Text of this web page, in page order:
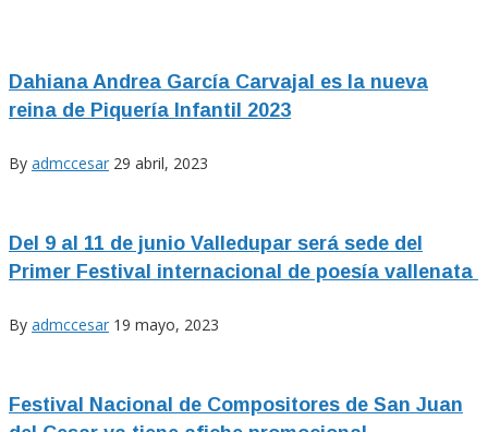
Dahiana Andrea García Carvajal es la nueva
reina de Piquería Infantil 2023
By admccesar 29 abril, 2023
Del 9 al 11 de junio Valledupar será sede del
Primer Festival internacional de poesía vallenata
By admccesar 19 mayo, 2023
Festival Nacional de Compositores de San Juan